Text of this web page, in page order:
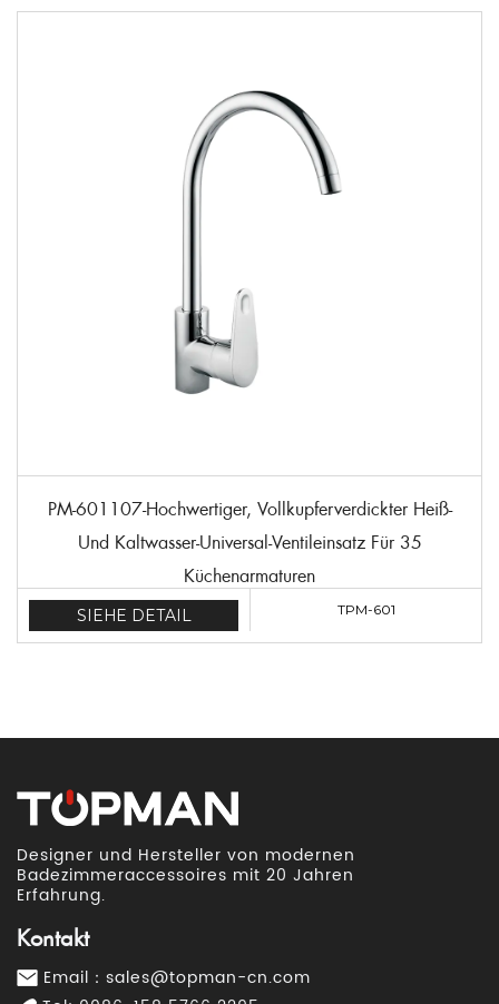
PM-601107-Hochwertiger, Vollkupferverdickter Heiß-
Und Kaltwasser-Universal-Ventileinsatz Für 35
Küchenarmaturen
SIEHE DETAIL TPM-601
Designer und Hersteller von modernen
Badezimmeraccessoires mit 20 Jahren
Erfahrung.
Kontakt
Email： sales@topman-cn.com